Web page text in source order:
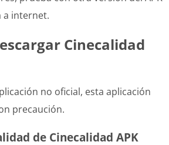
a internet.
Cinecalidad
no oficial, esta aplicación
precaución.
de Cinecalidad APK